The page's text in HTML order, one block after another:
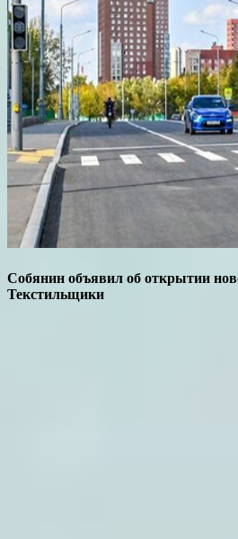
Собянин объявил об открытии
Текстильщики